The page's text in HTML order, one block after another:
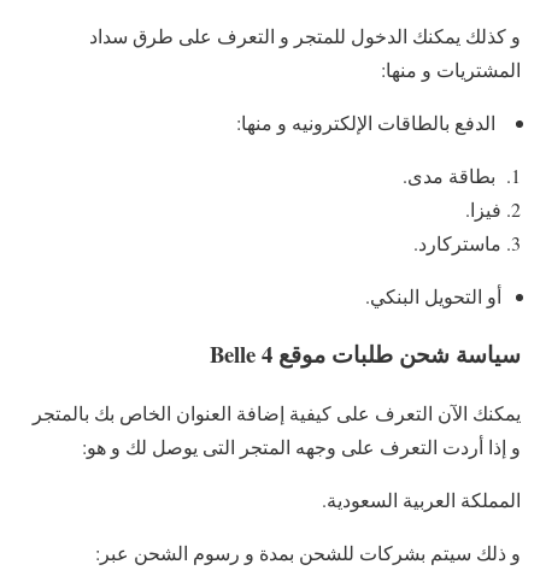
و كذلك يمكنك الدخول للمتجر و التعرف على طرق سداد
المشتريات و منها:
الدفع بالطاقات الإلكترونيه و منها:
بطاقة مدى.
فيزا.
ماستركارد.
أو التحويل البنكي.
سياسة شحن طلبات موقع Belle 4
يمكنك الآن التعرف على كيفية إضافة العنوان الخاص بك بالمتجر
و إذا أردت التعرف على وجهه المتجر التى يوصل لك و هو:
المملكة العربية السعودية.
و ذلك سيتم بشركات للشحن بمدة و رسوم الشحن عبر: